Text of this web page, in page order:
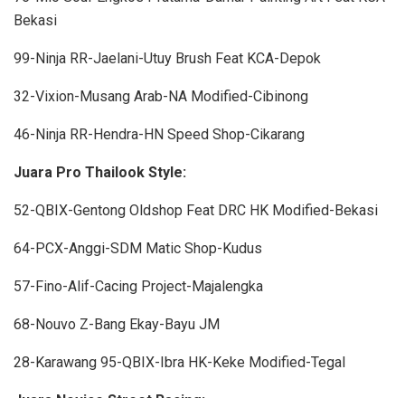
Bekasi
99-Ninja RR-Jaelani-Utuy Brush Feat KCA-Depok
32-Vixion-Musang Arab-NA Modified-Cibinong
46-Ninja RR-Hendra-HN Speed Shop-Cikarang
Juara Pro Thailook Style:
52-QBIX-Gentong Oldshop Feat DRC HK Modified-Bekasi
64-PCX-Anggi-SDM Matic Shop-Kudus
57-Fino-Alif-Cacing Project-Majalengka
68-Nouvo Z-Bang Ekay-Bayu JM
28-Karawang 95-QBIX-Ibra HK-Keke Modified-Tegal